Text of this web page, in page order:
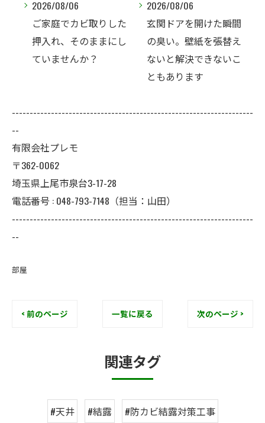
2026/08/06
ご家庭でカビ取りした
押入れ、そのままにし
ていませんか？
2026/08/06
玄関ドアを開けた瞬間
の臭い。壁紙を張替え
ないと解決できないこ
ともあります
--------------------------------------------------------------------
--
有限会社プレモ
〒362-0062
埼玉県上尾市泉台3-17-28
電話番号 : 048-793-7148（担当：山田）
--------------------------------------------------------------------
--
部屋
< 前のページ 一覧に戻る 次のページ >
関連タグ
#天井 #結露
#防カビ結露対策工事